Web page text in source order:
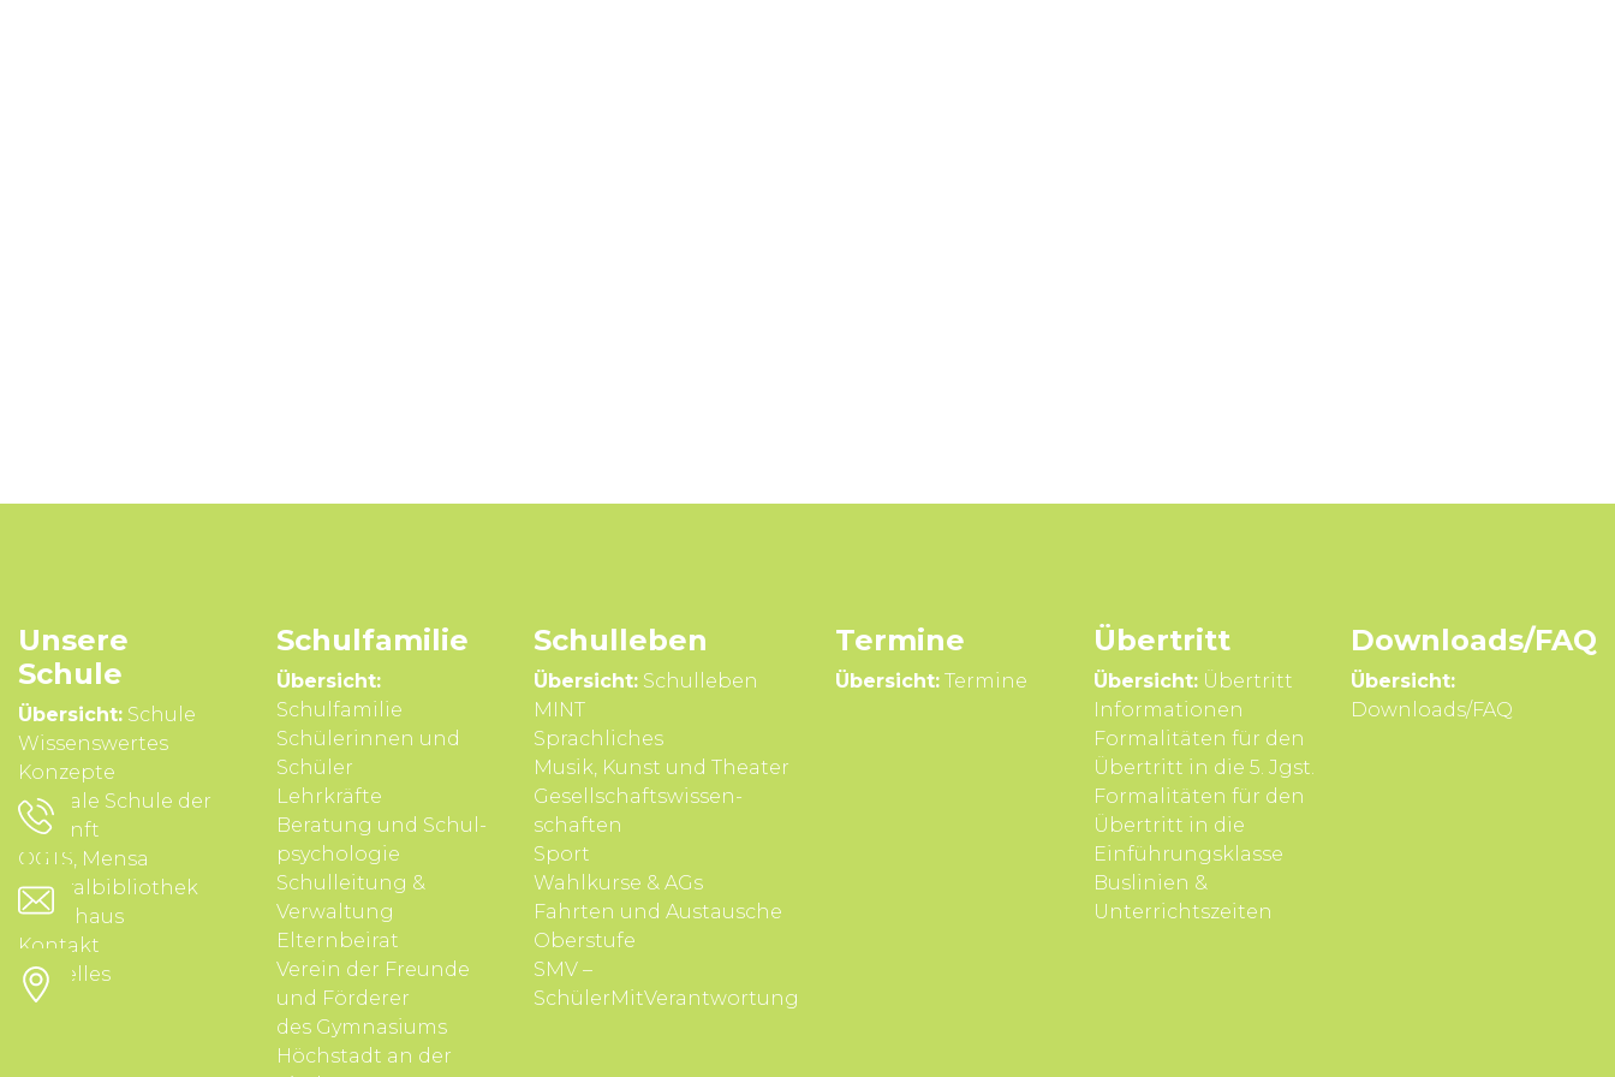
Unsere
Schule
Übersicht: Schule
Wissens­wertes
Konzepte
Digitale Schule der
Zukunft
OGTS, Mensa
Zentralbibliothek
Schulhaus
Kontakt
Aktuelles
Schul­familie
Übersicht:
Schulfamilie
Schülerinnen und
Schüler
Lehrkräfte
Beratung und Schul­
psycho­logie
Schul­leitung &
Verwal­tung
Eltern­beirat
Verein der Freunde
und Förderer
des Gymnasiums
Höchstadt an der
Schul­leben
Übersicht: Schulleben
MINT
Sprach­liches
Musik, Kunst und Theater
Gesell­schafts­wissen­
schaften
Sport
Wahl­kurse & AGs
Fahrten und Aus­tausche
Ober­stufe
SMV –
SchülerMitVerantwortung
Termine
Übersicht: Termine
Übertritt
Übersicht:Übertritt
Infor­mationen
Formali­täten für den
Über­tritt in die 5. Jgst.
Formali­täten für den
Über­tritt in die
Einführungsklasse
Buslinien &
Unterrichts­zeiten
Downloads/FAQ
Übersicht:
Downloads/FAQ